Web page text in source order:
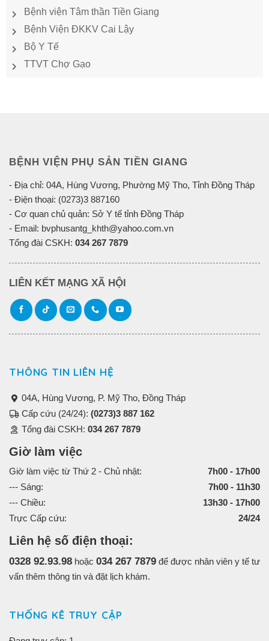
Bệnh viện Tâm thần Tiền Giang
Bệnh Viện ĐKKV Cai Lậy
Bộ Y Tế
TTVT Chợ Gạo
BỆNH VIỆN PHỤ SẢN TIỀN GIANG
- Địa chỉ: 04A, Hùng Vương, Phường Mỹ Tho, Tỉnh Đồng Tháp
- Điện thoại: (0273)3 887160
- Cơ quan chủ quản: Sở Y tế tỉnh Đồng Tháp
- Email: bvphusantg_khth@yahoo.com.vn
Tổng đài CSKH: 034 267 7879
LIÊN KẾT MẠNG XÃ HỘI
THÔNG TIN LIÊN HỆ
04A, Hùng Vương, P. Mỹ Tho, Đồng Tháp
Cấp cứu (24/24): (0273)3 887 162
Tổng đài CSKH: 034 267 7879
Giờ làm việc
Giờ làm việc từ Thứ 2 - Chủ nhật:
7h00 - 17h00
--- Sáng:
7h00 - 11h30
--- Chiều:
13h30 - 17h00
Trực Cấp cứu:
24/24
Liên hệ số điện thoại:
0328 92.93.98 hoặc 034 267 7879 để được nhân viên y tế tư
vấn thêm thông tin và đặt lịch khám.
THỐNG KÊ TRUY CẬP